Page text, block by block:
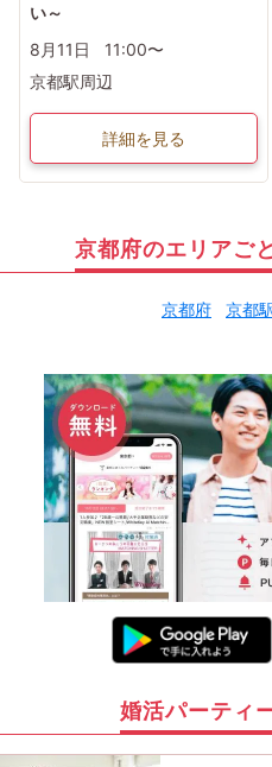
い～
8月11日
11:00〜
京都駅周辺
詳細を見る
京都府のエリアご
京都府 京都
婚活パーティ